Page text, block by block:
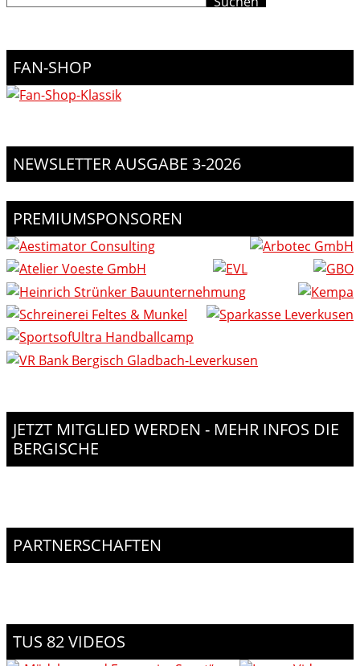
FAN-SHOP
NEWSLETTER AUSGABE 3-2026
PREMIUMSPONSOREN
JETZT MITGLIED WERDEN - MEHR INFOS DIE
BERGISCHE
PARTNERSCHAFTEN
TUS 82 VIDEOS